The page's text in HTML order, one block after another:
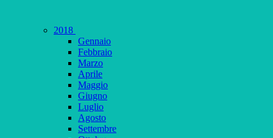
2018
Gennaio
Febbraio
Marzo
Aprile
Maggio
Giugno
Luglio
Agosto
Settembre